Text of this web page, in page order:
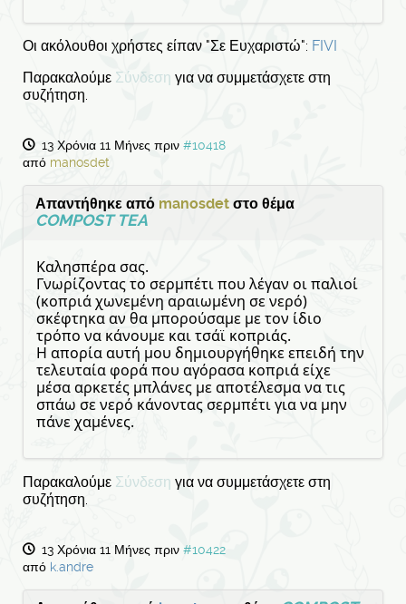
Οι ακόλουθοι χρήστες είπαν "Σε Ευχαριστώ": FIVI
Παρακαλούμε Σύνδεση για να συμμετάσχετε στη
συζήτηση.
13 Χρόνια 11 Μήνες πριν #10418
από manosdet
Απαντήθηκε από manosdet στο θέμα
COMPOST TEA
Καλησπέρα σας.
Γνωρίζοντας το σερμπέτι που λέγαν οι παλιοί
(κοπριά χωνεμένη αραιωμένη σε νερό)
σκέφτηκα αν θα μπορούσαμε με τον ίδιο
τρόπο να κάνουμε και τσάϊ κοπριάς.
Η απορία αυτή μου δημιουργήθηκε επειδή την
τελευταία φορά που αγόρασα κοπριά είχε
μέσα αρκετές μπλάνες με αποτέλεσμα να τις
σπάω σε νερό κάνοντας σερμπέτι για να μην
πάνε χαμένες.
Παρακαλούμε Σύνδεση για να συμμετάσχετε στη
συζήτηση.
13 Χρόνια 11 Μήνες πριν #10422
από k.andre